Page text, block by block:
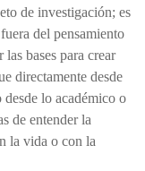
de investigación; es
del pensamiento
bases para crear
directamente desde
lo académico o
de entender la
la vida o con la